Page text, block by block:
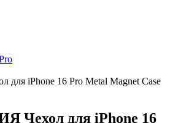
iPhone 16 Pro Metal Magnet Case
для iPhone 16